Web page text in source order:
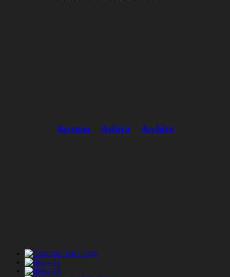
Архива Arhiva Archive